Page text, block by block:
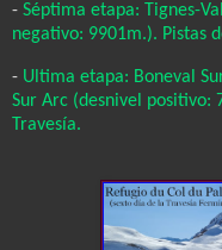
- Séptima etapa: Tignes-
negativo: 9901m.). Pistas
- Ultima etapa: Boneval
Sur Arc (desnivel positivo:
Travesía.